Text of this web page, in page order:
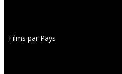
Films par Pays